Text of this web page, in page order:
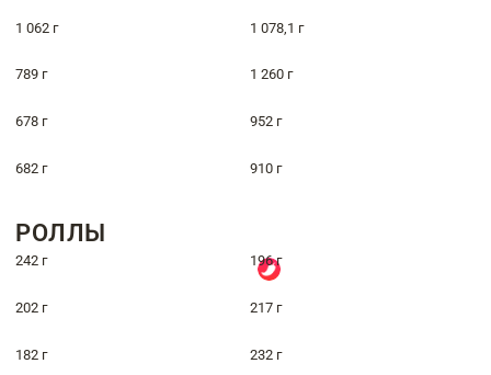
1 062 г 1 078,1 г
789 г 1 260 г
678 г 952 г
682 г 910 г
РОЛЛЫ
242 г 196 г
202 г 217 г
182 г 232 г